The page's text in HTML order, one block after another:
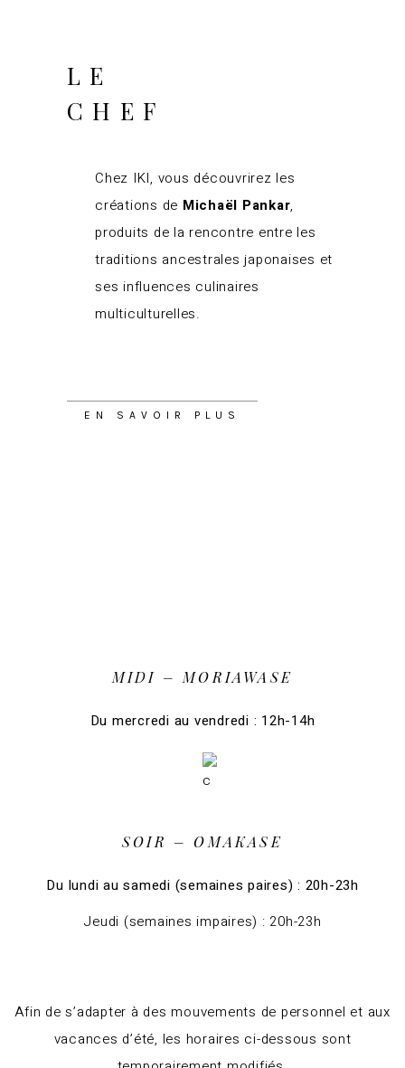
LE
CHEF
Chez IKI, vous découvrirez les
créations de Michaël Pankar,
produits de la rencontre entre les
traditions ancestrales japonaises et
ses influences culinaires
multiculturelles.
EN SAVOIR PLUS
MIDI – MORIAWASE
Du mercredi au vendredi : 12h-14h
SOIR – OMAKASE
Du lundi au samedi (semaines paires) : 20h-23h
Jeudi (semaines impaires) : 20h-23h
Afin de s’adapter à des mouvements de personnel et aux
vacances d’été, les horaires ci-dessous sont